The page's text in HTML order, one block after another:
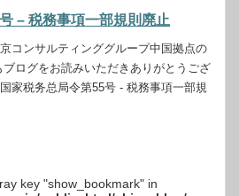
– 税務事項一部規則廃止
コンサルティンググループ中国拠点の
ログをお読みいただきありがとうござ
家税务总局令第55号 - 税務事項一部規
key "show_bookmark" in